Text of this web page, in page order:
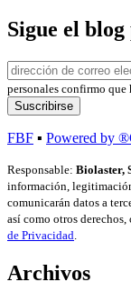
Sigue el
personales confirmo
FBF ▪ Powered by
Responsable: Biolaster,
información,
comunicarán datos a
así como otros
de Privacidad.
Archivos